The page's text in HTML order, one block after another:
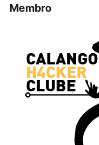
Membro